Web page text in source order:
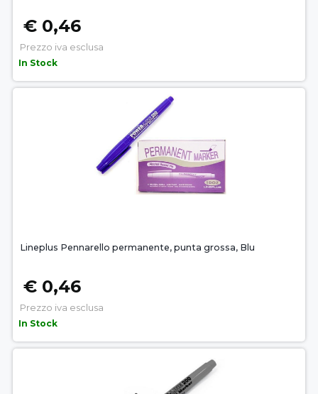
€ 0,46
Prezzo iva esclusa
In Stock
Lineplus Pennarello permanente, punta grossa, Blu
€ 0,46
Prezzo iva esclusa
In Stock